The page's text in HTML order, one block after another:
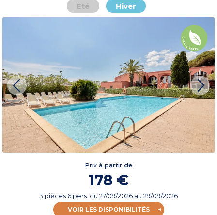
Eté Hiver
Prix à partir de
178 €
3 pièces 6 pers. du 27/09/2026 au 29/09/2026
VOIR LES DISPONIBILITÉS